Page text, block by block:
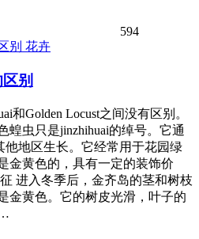
594
花卉
别
和Golden Locust之间没有区别。
蝗虫只是jinzhihuai的绰号。它通
他地区生长。它经常用于花园绿
金黄色的，具有一定的装饰价
进入冬季后，金齐岛的茎和树枝
金黄色。它的树皮光滑，叶子的